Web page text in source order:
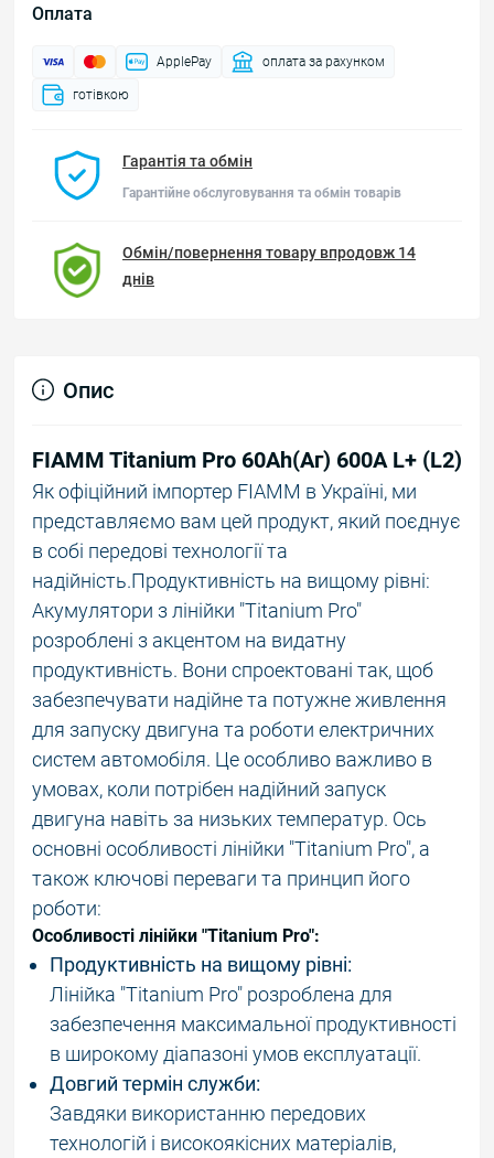
Оплата
ApplePay оплата за рахунком
готівкою
Гарантія та обмін
Гарантійне обслуговування та обмін товарів
Обмін/повернення товару впродовж 14
днів
Опис
FIAMM Titanium Pro 60Аh(Аг) 600А L+ (L2)
Як офіційний імпортер FIAMM в Україні, ми
представляємо вам цей продукт, який поєднує
в собі передові технології та
надійність.Продуктивність на вищому рівні:
Акумулятори з лінійки "Titanium Pro"
розроблені з акцентом на видатну
продуктивність. Вони спроектовані так, щоб
забезпечувати надійне та потужне живлення
для запуску двигуна та роботи електричних
систем автомобіля. Це особливо важливо в
умовах, коли потрібен надійний запуск
двигуна навіть за низьких температур. Ось
основні особливості лінійки "Titanium Pro", а
також ключові переваги та принцип його
роботи:
Особливості лінійки "Titanium Pro":
Продуктивність на вищому рівні:
Лінійка "Titanium Pro" розроблена для
забезпечення максимальної продуктивності
в широкому діапазоні умов експлуатації.
Довгий термін служби:
Завдяки використанню передових
технологій і високоякісних матеріалів,